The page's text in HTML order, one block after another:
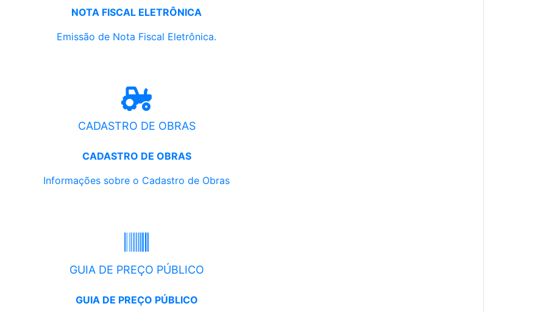
NOTA FISCAL ELETRÔNICA
Emissão de Nota Fiscal Eletrônica.
CADASTRO DE OBRAS
CADASTRO DE OBRAS
Informações sobre o Cadastro de Obras
GUIA DE PREÇO PÚBLICO
GUIA DE PREÇO PÚBLICO